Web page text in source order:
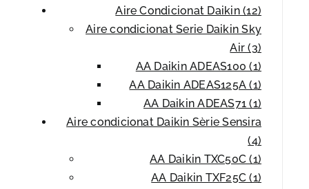
Aire Condicionat Daikin (12)
Aire condicionat Serie Daikin Sky
Air (3)
AA Daikin ADEAS100 (1)
AA Daikin ADEAS125A (1)
AA Daikin ADEAS71 (1)
Aire condicionat Daikin Sèrie Sensira
(4)
AA Daikin TXC50C (1)
AA Daikin TXF25C (1)